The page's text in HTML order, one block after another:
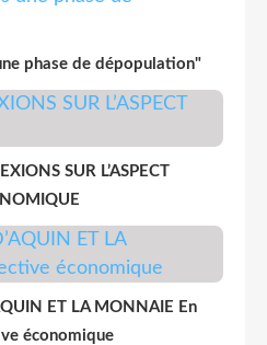
phase de dépopulation"
SUR L’ASPECT
ET LA MONNAIE En
économique